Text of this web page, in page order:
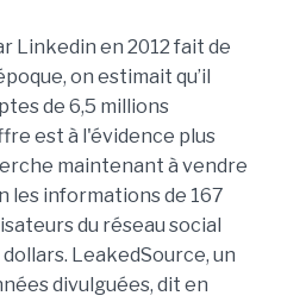
Linkedin en 2012 fait de
on estimait qu’il
de 6,5 millions
est à l'évidence plus
maintenant à vendre
les informations de 167
du réseau social
LeakedSource, un
divulguées, dit en